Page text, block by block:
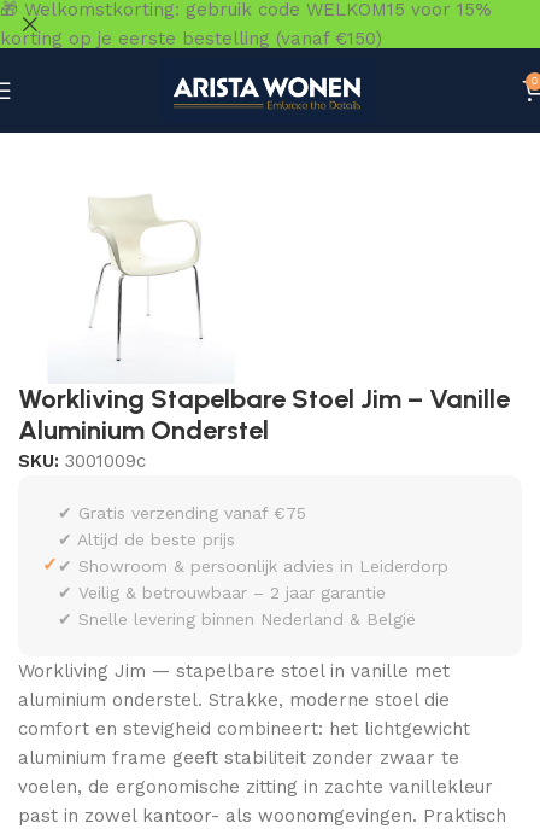
0
Workliving Stapelbare Stoel Jim – Vanille
Aluminium Onderstel
SKU: 3001009c
✓
✔ Gratis verzending vanaf €75
✔ Altijd de beste prijs
✔ Showroom & persoonlijk advies in Leiderdorp
✔ Veilig & betrouwbaar – 2 jaar garantie
✔ Snelle levering binnen Nederland & België
Workliving Jim — stapelbare stoel in vanille met
aluminium onderstel. Strakke, moderne stoel die
comfort en stevigheid combineert: het lichtgewicht
aluminium frame geeft stabiliteit zonder zwaar te
voelen, de ergonomische zitting in zachte vanillekleur
past in zowel kantoor- als woonomgevingen. Praktisch
🎁 Welkomstkorting: gebruik code WELKOM15 voor 15%
korting op je eerste bestelling (vanaf €150)